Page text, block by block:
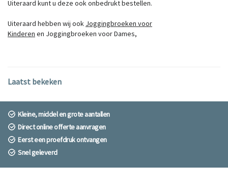
Uiteraard kunt u deze ook onbedrukt bestellen.
Uiteraard hebben wij ook Joggingbroeken voor
Kinderen en Joggingbroeken voor Dames,
Laatst bekeken
Kleine, middel en grote aantallen
Direct online offerte aanvragen
Eerst een proefdruk ontvangen
Snel geleverd